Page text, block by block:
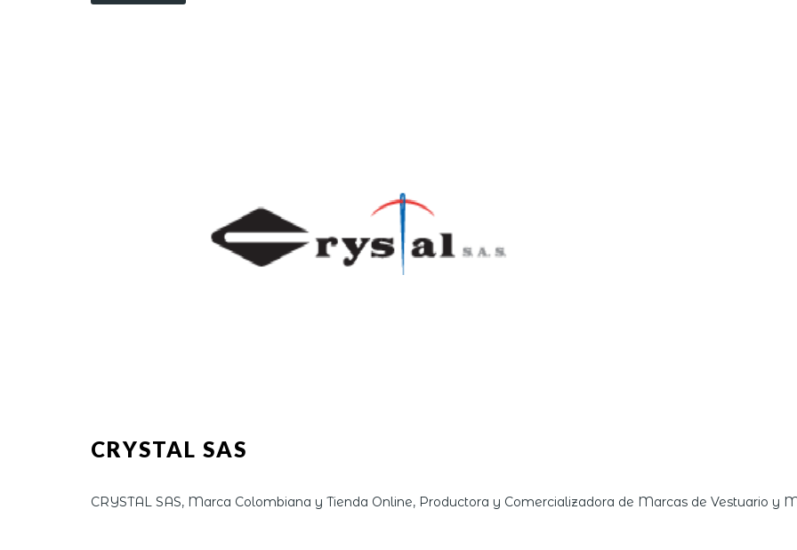
CRYSTAL SAS
CRYSTAL SAS, Marca Colombiana y Tienda Online, Productora y Comercializadora de Marcas de Vestuario y